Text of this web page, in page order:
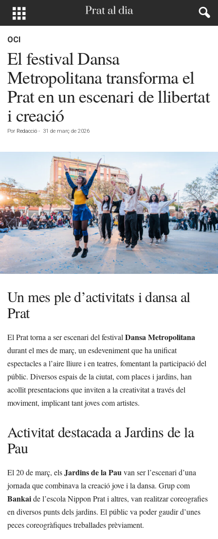
OCI
El festival Dansa
Metropolitana transforma el
Prat en un escenari de llibertat
i creació
Por Redacció - 31 de març de 2026
Un mes ple d’activitats i dansa al
Prat
El Prat torna a ser escenari del festival Dansa Metropolitana
durant el mes de març, un esdeveniment que ha unificat
espectacles a l’aire lliure i en teatres, fomentant la participació del
públic. Diversos espais de la ciutat, com places i jardins, han
acollit presentacions que inviten a la creativitat a través del
moviment, implicant tant joves com artistes.
Activitat destacada a Jardins de la
Pau
El 20 de març, elsJardins de la Pau van ser l’escenari d’una
jornada que combinava la creació jove i la dansa. Grup com
Bankaide l’escola Nippon Prat i altres, van realitzar coreografies
en diversos punts dels jardins. El públic va poder gaudir d’unes
peces coreogràfiques treballades prèviament.